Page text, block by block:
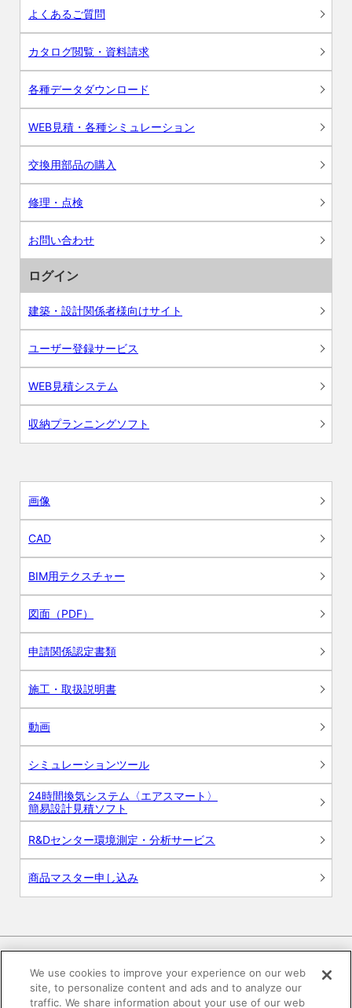
よくあるご質問
カタログ閲覧・資料請求
各種データダウンロード
WEB見積・各種シミュレーション
交換用部品の購入
修理・点検
お問い合わせ
ログイン
建築・設計関係者様向けサイト
ユーザー登録サービス
WEB見積システム
収納プランニングソフト
画像
CAD
BIM用テクスチャー
図面（PDF）
申請関係認定書類
施工・取扱説明書
動画
シミュレーションツール
24時間換気システム〈エアスマート〉
簡易設計見積ソフト
R&Dセンター環境測定・分析サービス
商品マスター申し込み
電子公告 このWEBサイトについて
We use cookies to improve your experience on our web
site, to personalize content and ads and to analyze our
traffic. We share information about your use of our web